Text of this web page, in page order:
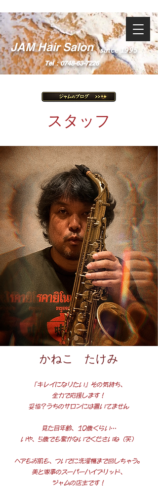
JAM Hair Salon since 1995
Tel：0748-63-7226
スタッフ
かねこ たけみ
「キレイになりたい」その気持ち、
全力で応援します！
妥協？うちのサロンには置いてません
見た目年齢、10歳くらい…
いや、5歳でも驚かないでくださいね（笑）
ヘアもお肌も、ついでに洗濯機まで回しちゃう。
美と家事のスーパーハイブリッド、
ジャムの店主です！